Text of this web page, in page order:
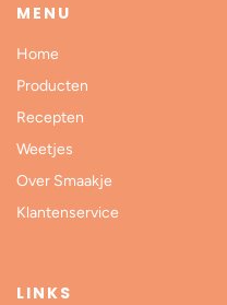
MENU
Home
Producten
Recepten
Weetjes
Over Smaakje
Klantenservice
LINKS